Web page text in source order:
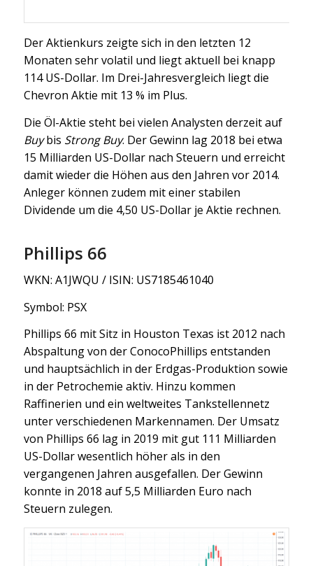
Der Aktienkurs zeigte sich in den letzten 12
Monaten sehr volatil und liegt aktuell bei knapp
114 US-Dollar. Im Drei-Jahresvergleich liegt die
Chevron Aktie mit 13 % im Plus.
Die Öl-Aktie steht bei vielen Analysten derzeit auf
Buybis Strong Buy. Der Gewinn lag 2018 bei etwa
15 Milliarden US-Dollar nach Steuern und erreicht
damit wieder die Höhen aus den Jahren vor 2014.
Anleger können zudem mit einer stabilen
Dividende um die 4,50 US-Dollar je Aktie rechnen.
Phillips 66
WKN: A1JWQU / ISIN: US7185461040
Symbol: PSX
Phillips 66 mit Sitz in Houston Texas ist 2012 nach
Abspaltung von der ConocoPhillips entstanden
und hauptsächlich in der Erdgas-Produktion sowie
in der Petrochemie aktiv. Hinzu kommen
Raffinerien und ein weltweites Tankstellennetz
unter verschiedenen Markennamen. Der Umsatz
von Phillips 66 lag in 2019 mit gut 111 Milliarden
US-Dollar wesentlich höher als in den
vergangenen Jahren ausgefallen. Der Gewinn
konnte in 2018 auf 5,5 Milliarden Euro nach
Steuern zulegen.